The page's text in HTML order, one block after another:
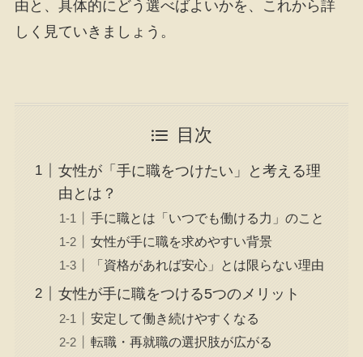
由と、具体的にどう選べばよいかを、これから詳
しく見ていきましょう。
目次
女性が「手に職をつけたい」と考える理
由とは？
手に職とは「いつでも働ける力」のこと
女性が手に職を求めやすい背景
「資格があれば安心」とは限らない理由
女性が手に職をつける5つのメリット
安定して働き続けやすくなる
転職・再就職の選択肢が広がる